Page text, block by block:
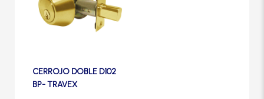
Manillones
CERROJO DOBLE D102
BP- TRAVEX